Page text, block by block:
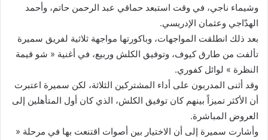
وشيماء ناجي، في وقت استبعد حماقي عبد الرحمن حاتم، وأحمد
الهدّاجي وعثمان الإدريسي.
بعد ذلك انطلقت المواجهات، وباكورتها مواجهة ثلاثية لفريق سميرة
تألفت من طارق كيوف، وتوفيق الكلش وربيع، في أغنية « شو قيمة
النظرة » لوائل كفوري.
وقد أثنى المدربون على أداء المشتركين الثلاثة، لكن سميرة اعتبرت
أن الأكثر تميزاً بينهم كان توفيق الكلش، الذي كان أول المتأهلين إلى
العروض المباشرة.
وأشارت سميرة إلى أن الاختيار بين أصوات اقتنعت بها في مرحلة «